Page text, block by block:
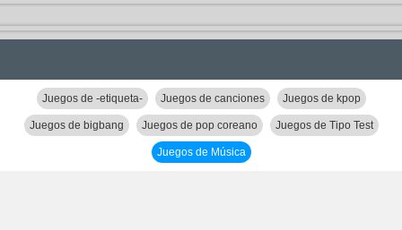
Juegos de -etiqueta- Juegos de canciones Juegos de kpop
Juegos de bigbang Juegos de pop coreano Juegos de Tipo Test
Juegos de Música